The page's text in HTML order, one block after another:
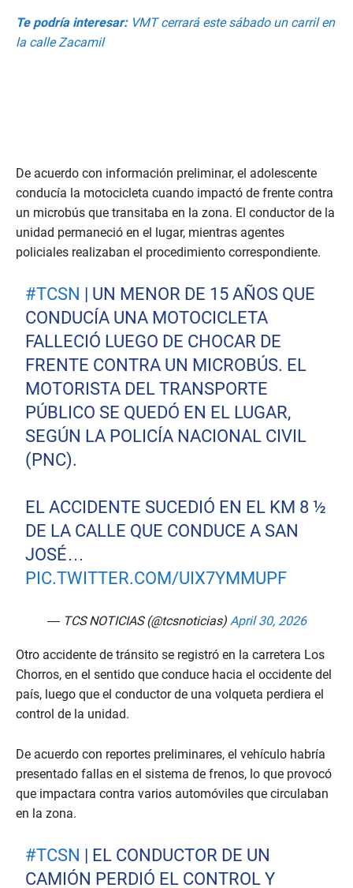
Te podría interesar:VMT cerrará este sábado un carril en
la calle Zacamil
De acuerdo con información preliminar, el adolescente
conducía la motocicleta cuando impactó de frente contra
un microbús que transitaba en la zona. El conductor de la
unidad permaneció en el lugar, mientras agentes
policiales realizaban el procedimiento correspondiente.
#TCSN | UN MENOR DE 15 AÑOS QUE
CONDUCÍA UNA MOTOCICLETA
FALLECIÓ LUEGO DE CHOCAR DE
FRENTE CONTRA UN MICROBÚS. EL
MOTORISTA DEL TRANSPORTE
PÚBLICO SE QUEDÓ EN EL LUGAR,
SEGÚN LA POLICÍA NACIONAL CIVIL
(PNC).
EL ACCIDENTE SUCEDIÓ EN EL KM 8 ½
DE LA CALLE QUE CONDUCE A SAN
JOSÉ…
PIC.TWITTER.COM/UIX7YMMUPF
— TCS NOTICIAS (@tcsnoticias) April 30, 2026
Otro accidente de tránsito se registró en la carretera Los
Chorros, en el sentido que conduce hacia el occidente del
país, luego que el conductor de una volqueta perdiera el
control de la unidad.
De acuerdo con reportes preliminares, el vehículo habría
presentado fallas en el sistema de frenos, lo que provocó
que impactara contra varios automóviles que circulaban
en la zona.
#TCSN | EL CONDUCTOR DE UN
CAMIÓN PERDIÓ EL CONTROL Y